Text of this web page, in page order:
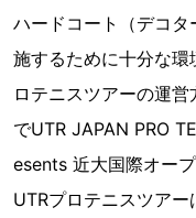
ハードコート（デコ
施するために十分な
ロテニスツアーの運
でUTR JAPAN PRO
esents 近大国際オー
UTRプロテニスツア